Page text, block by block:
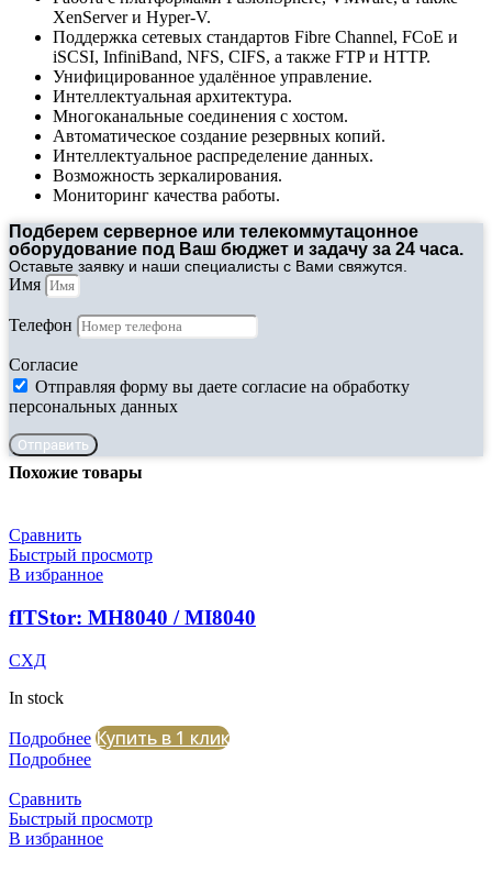
XenServer и Hyper-V.
Поддержка сетевых стандартов Fibre Channel, FCoE и
iSCSI, InfiniBand, NFS, CIFS, а также FTP и HTTP.
Унифицированное удалённое управление.
Интеллектуальная архитектура.
Многоканальные соединения с хостом.
Автоматическое создание резервных копий.
Интеллектуальное распределение данных.
Возможность зеркалирования.
Мониторинг качества работы.
Подберем серверное или телекоммутацонное
оборудование под Ваш бюджет и задачу за 24 часа.
Оставьте заявку и наши специалисты с Вами свяжутся.
Имя
Телефон
Согласие
Отправляя форму вы даете согласие на обработку
персональных данных
Отправить
Похожие товары
Сравнить
Быстрый просмотр
В избранное
fITStor: MH8040 / MI8040
СХД
In stock
Подробнее Купить в 1 клик
Подробнее
Сравнить
Быстрый просмотр
В избранное